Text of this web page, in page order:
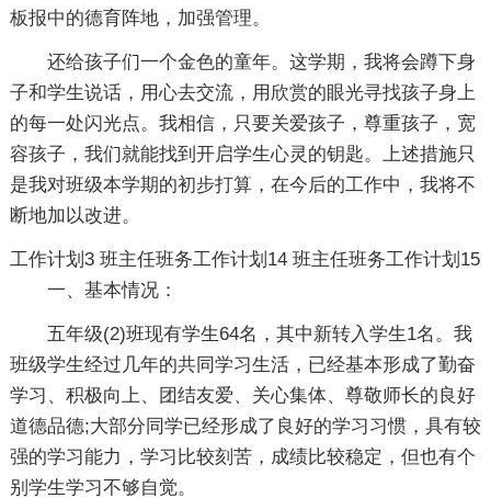
板报中的德育阵地，加强管理。
还给孩子们一个金色的童年。这学期，我将会蹲下身
子和学生说话，用心去交流，用欣赏的眼光寻找孩子身上
的每一处闪光点。我相信，只要关爱孩子，尊重孩子，宽
容孩子，我们就能找到开启学生心灵的钥匙。上述措施只
是我对班级本学期的初步打算，在今后的工作中，我将不
断地加以改进。
工作计划3
一、基本情况：
五年级(2)班现有学生64名，其中新转入学生1名。我
班级学生经过几年的共同学习生活，已经基本形成了勤奋
学习、积极向上、团结友爱、关心集体、尊敬师长的良好
道德品德;大部分同学已经形成了良好的学习习惯，具有较
强的学习能力，学习比较刻苦，成绩比较稳定，但也有个
别学生学习不够自觉。
班主任班务工作计划14 班主任班务工作计划15